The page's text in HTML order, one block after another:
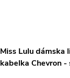
Miss Lulu dámska
kabelka Chevron -